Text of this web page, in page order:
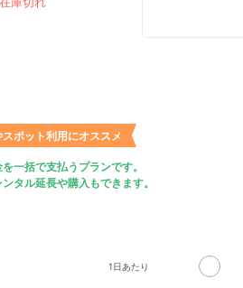
スポット利用にオススメ
一括で支払うプランです。
タル延長や購入もできます。